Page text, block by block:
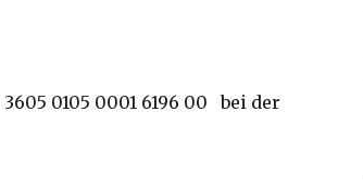
0105 0001 6196 00 bei der